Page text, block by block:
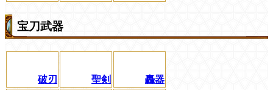
宝刀武器
破刃 聖剣 轟器